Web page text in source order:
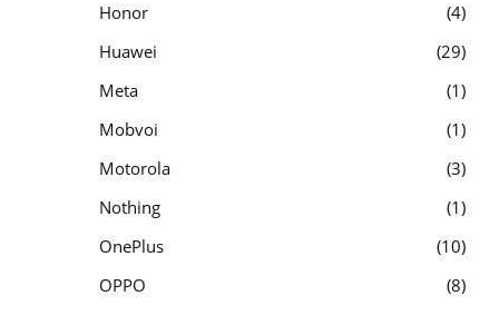
Honor
4
Huawei
29
Meta
1
Mobvoi
1
Motorola
3
Nothing
1
OnePlus
10
OPPO
8